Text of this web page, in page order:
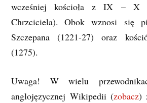
wcześniej kościoła z IX – X
Chrzciciela). Obok wznosi się
Szczepana (1221-27) oraz
(1275).
Uwaga! W wielu
anglojęzycznej Wikipedii (zobacz)